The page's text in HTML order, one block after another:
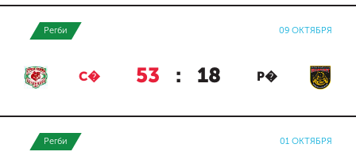
Регби 09 ОКТЯБРЯ
С� 53 : 18 Р�
Регби 01 ОКТЯБРЯ